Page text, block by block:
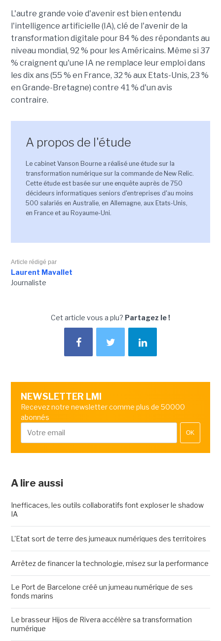
L'autre grande voie d'avenir est bien entendu
l'intelligence artificielle (IA), clé de l'avenir de la
transformation digitale pour 84 % des répondants au
niveau mondial, 92 % pour les Américains. Même si 37
% craignent qu'une IA ne remplace leur emploi dans
les dix ans (55 % en France, 32 % aux Etats-Unis, 23 %
en Grande-Bretagne) contre 41 % d'un avis
contraire.
A propos de l'étude
Le cabinet Vanson Bourne a réalisé une étude sur la
transformation numérique sur la commande de New Relic.
Cette étude est basée sur une enquête auprès de 750
décideurs informatiques seniors d'entreprises d'au moins
500 salariés en Australie, en Allemagne, aux Etats-Unis,
en France et au Royaume-Uni.
Article rédigé par
Laurent Mavallet
Journaliste
Cet article vous a plu? Partagez le !
NEWSLETTER LMI
Recevez notre newsletter comme plus de 50000
abonnés
OK
A lire aussi
Inefficaces, les outils collaboratifs font exploser le shadow
IA
L'Etat sort de terre des jumeaux numériques des territoires
Arrêtez de financer la technologie, misez sur la performance
Le Port de Barcelone créé un jumeau numérique de ses
fonds marins
Le brasseur Hijos de Rivera accélère sa transformation
numérique